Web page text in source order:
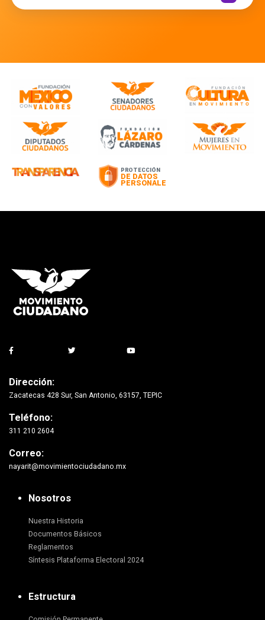
Dirección:
Zacatecas 428 Sur, San Antonio, 63157, TEPIC
Teléfono:
311 210 2604
Correo:
nayarit@movimientociudadano.mx
Nosotros
Nuestra Historia
Documentos Básicos
Reglamentos
Síntesis Plataforma Electoral 2024
Estructura